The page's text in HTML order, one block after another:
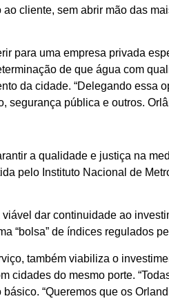
cliente, sem abrir mão das
para uma empresa privada
de que água com
da cidade. “Delegando essa
pública e outros.
a qualidade e justiça na
pelo Instituto Nacional de
dar continuidade ao
“bolsa” de índices regulados
também viabiliza o
do mesmo porte.
“Queremos que os